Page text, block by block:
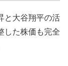
と大谷翔平の活
した株価も完全